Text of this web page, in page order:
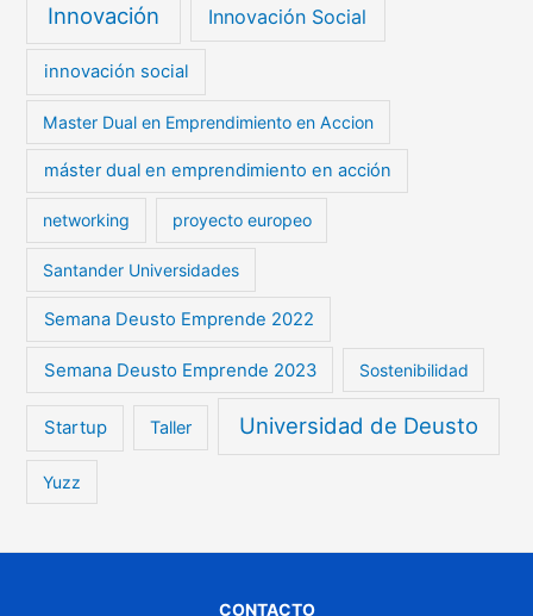
Innovación Innovación Social
innovación social
Master Dual en Emprendimiento en Accion
máster dual en emprendimiento en acción
networking proyecto europeo
Santander Universidades
Semana Deusto Emprende 2022
Semana Deusto Emprende 2023 Sostenibilidad
Startup Taller Universidad de Deusto
Yuzz
CONTACTO